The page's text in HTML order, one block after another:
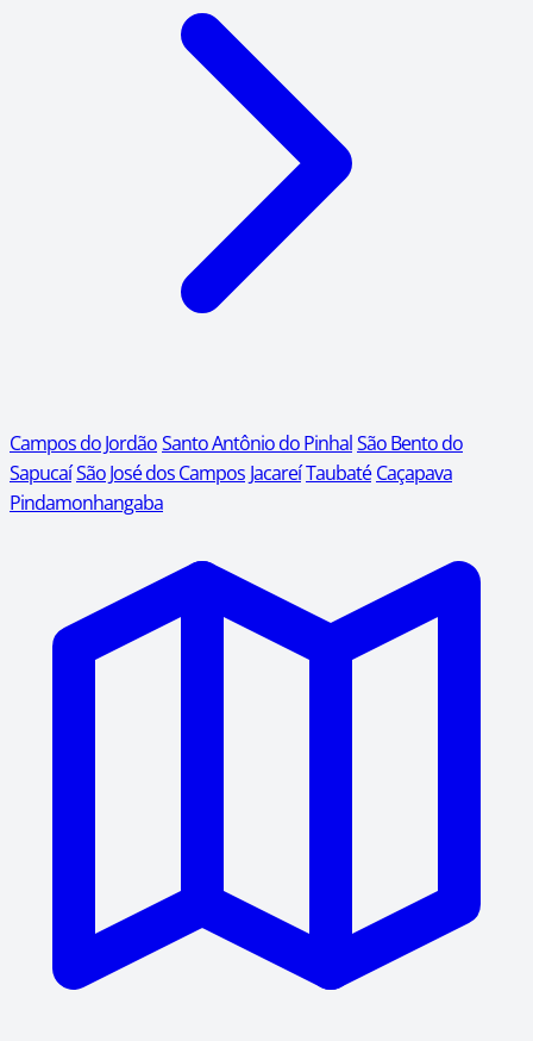
Campos do JordãoSanto Antônio do PinhalSão Bento do
SapucaíSão José dos Campos JacareíTaubaté Caçapava
Pindamonhangaba